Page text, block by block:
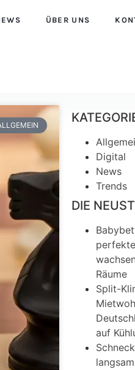
ÜBER UNS
Digital
News
Trends
DIE
Räume
Split-
auf